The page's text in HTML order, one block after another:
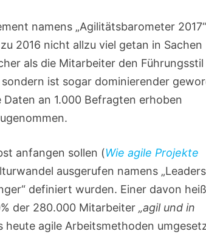
namens „Agilitätsbarometer 2017“
2016 nicht allzu viel getan in Sachen
als die Mitarbeiter den Führungsstil
ist sogar dominierender
an 1.000 Befragten erhoben
anfangen sollen (Wie agile Projekte
ausgerufen namens
definiert wurden. Einer davon
der 280.000 Mitarbeiter„agil und in
heute agile Arbeitsmethoden